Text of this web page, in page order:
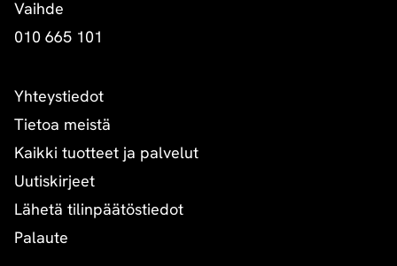
Vaihde
010 665 101
Yhteystiedot
Tietoa meistä
Kaikki tuotteet ja palvelut
Uutiskirjeet
Lähetä tilinpäätöstiedot
Palaute